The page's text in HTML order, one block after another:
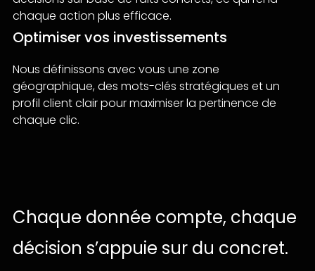
chaque action plus efficace.
Optimiser vos investissements
Nous définissons avec vous une zone
géographique, des mots-clés stratégiques et un
profil client clair pour maximiser la pertinence de
chaque clic.
Chaque donnée compte, chaque
décision s’appuie sur du concret.